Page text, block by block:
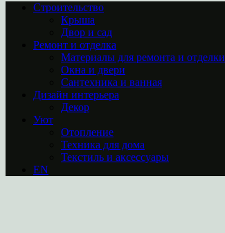
Строительство
Крыша
Двор и сад
Ремонт и отделка
Материалы для ремонта и отделки
Окна и двери
Сантехника и ванная
Дизайн интерьера
Декор
Уют
Отопление
Техника для дома
Текстиль и аксессуары
EN